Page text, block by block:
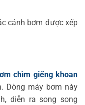
cánh bơm được xếp
chìm giếng khoan
Dòng máy bơm này
diễn ra song song